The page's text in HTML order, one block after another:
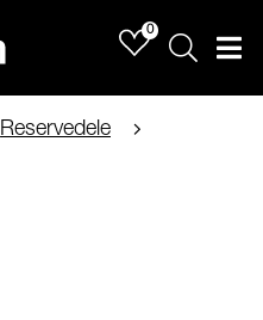
0
Sök
Reservedele